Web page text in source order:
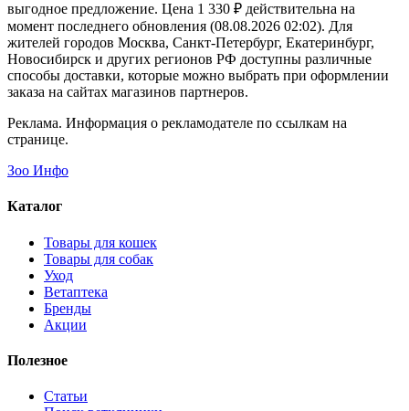
выгодное предложение. Цена 1 330 ₽ действительна на
момент последнего обновления (08.08.2026 02:02). Для
жителей городов Москва, Санкт-Петербург, Екатеринбург,
Новосибирск и других регионов РФ доступны различные
способы доставки, которые можно выбрать при оформлении
заказа на сайтах магазинов партнеров.
Реклама. Информация о рекламодателе по ссылкам на
странице.
Зоо Инфо
Каталог
Товары для кошек
Товары для собак
Уход
Ветаптека
Бренды
Акции
Полезное
Статьи